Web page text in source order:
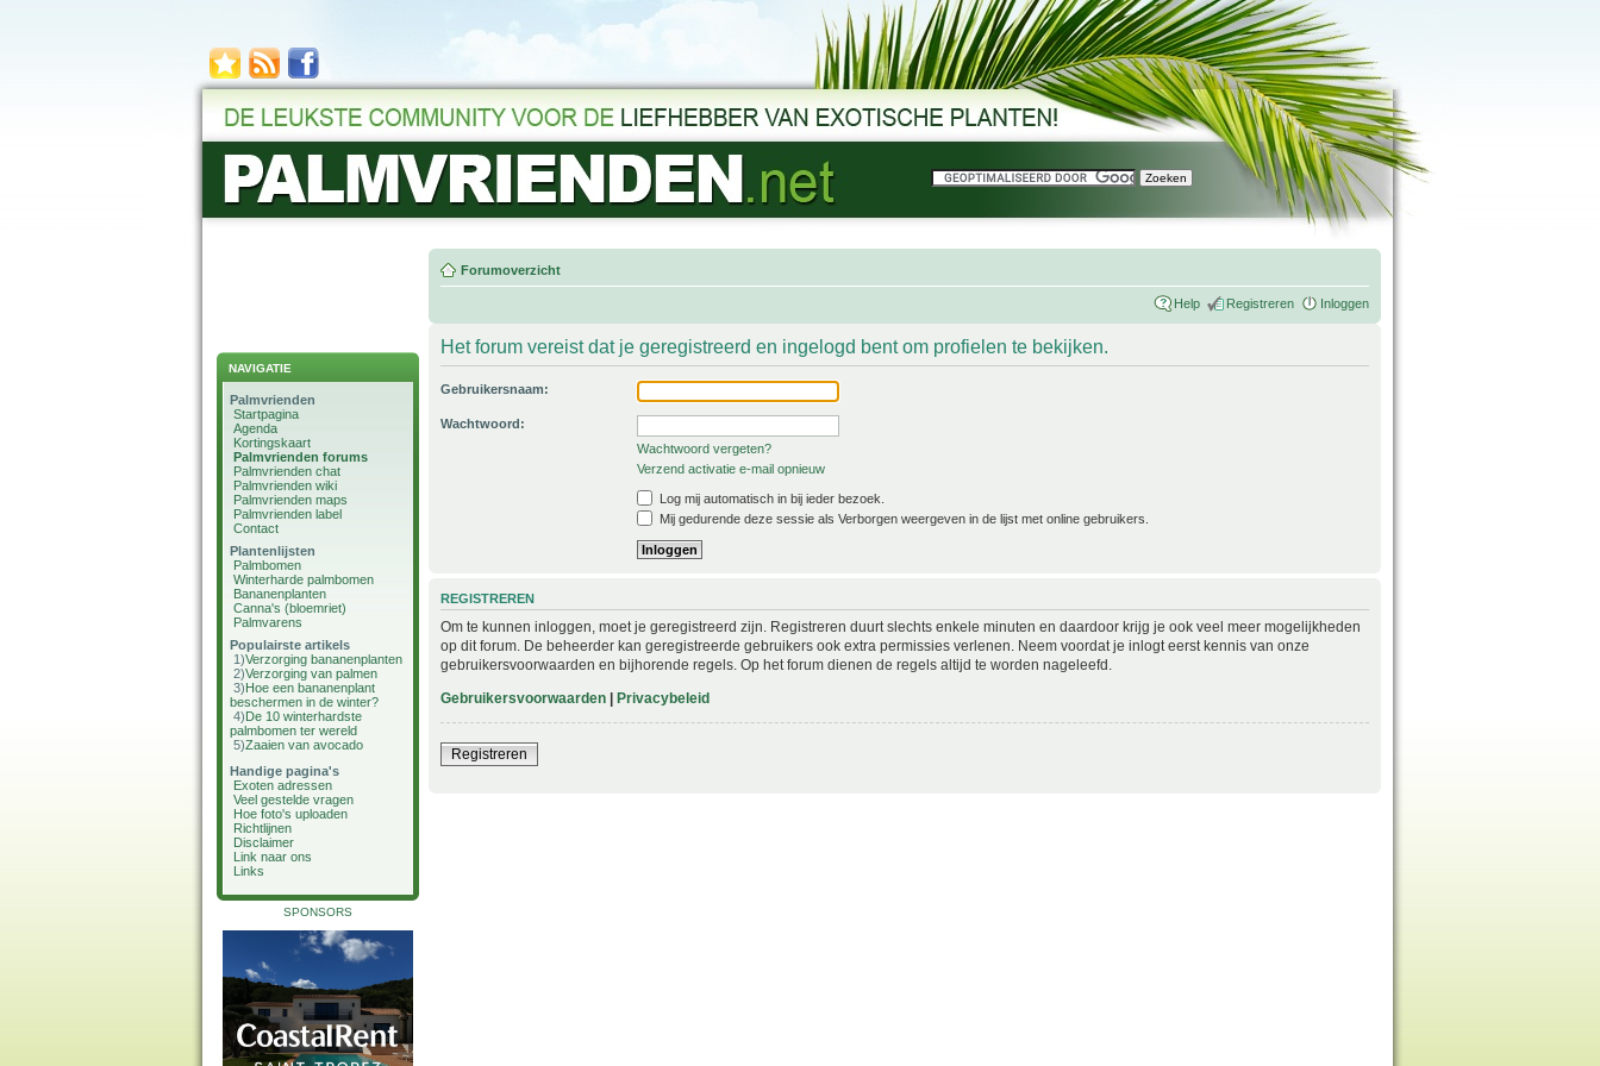
NAVIGATIE
Palmvrienden
Startpagina
Agenda
Kortingskaart
Palmvrienden forums
Palmvrienden chat
Palmvrienden wiki
Palmvrienden maps
Palmvrienden label
Contact
Plantenlijsten
Palmbomen
Winterharde palmbomen
Bananenplanten
Canna's (bloemriet)
Palmvarens
Populairste artikels
1)Verzorging bananenplanten
2)Verzorging van palmen
3)Hoe een bananenplant
beschermen in de winter?
4)De 10 winterhardste
palmbomen ter wereld
5)Zaaien van avocado
Handige pagina's
Exoten adressen
Veel gestelde vragen
Hoe foto's uploaden
Richtlijnen
Disclaimer
Link naar ons
Links
SPONSORS
Forumoverzicht
Help Registreren Inloggen
Het forum vereist dat je geregistreerd en ingelogd bent om profielen te bekijken.
Gebruikersnaam:
Wachtwoord:
Wachtwoord vergeten?
Verzend activatie e-mail opnieuw
Log mij automatisch in bij ieder bezoek.
Mij gedurende deze sessie als Verborgen weergeven in de lijst met online gebruikers.
REGISTREREN
Om te kunnen inloggen, moet je geregistreerd zijn. Registreren duurt slechts enkele minuten en daardoor krijg je ook veel meer mogelijkheden
op dit forum. De beheerder kan geregistreerde gebruikers ook extra permissies verlenen. Neem voordat je inlogt eerst kennis van onze
gebruikersvoorwaarden en bijhorende regels. Op het forum dienen de regels altijd te worden nageleefd.
Gebruikersvoorwaarden | Privacybeleid
Registreren